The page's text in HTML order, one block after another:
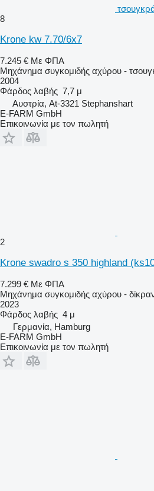
8
Krone kw 7.70/6x7
7.245 € Με ΦΠΑ
Μηχάνημα συγκομιδής αχύρου -
2004
Φάρδος λαβής 7,7 μ
Αυστρία, At-3321 Stephanshart
E-FARM GmbH
Επικοινωνία με τον πωλητή
2
Krone swadro s 350 highland
7.299 € Με ΦΠΑ
Μηχάνημα συγκομιδής αχύρου -
2023
Φάρδος λαβής 4 μ
Γερμανία, Hamburg
E-FARM GmbH
Επικοινωνία με τον πωλητή